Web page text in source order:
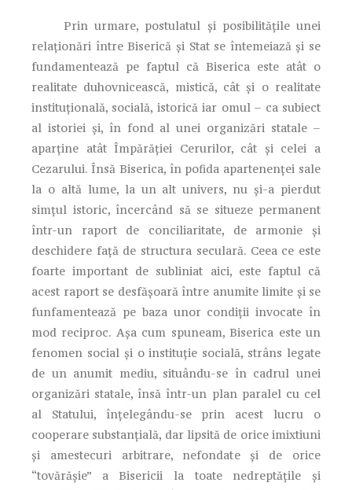
Prin urmare, postulatul şi posibilităţile unei
relaţionări între Biserică şi Stat se întemeiază şi se
fundamentează pe faptul că Biserica este atât o
realitate duhovnicească, mistică, cât şi o realitate
instituţională, socială, istorică iar omul – ca subiect
al istoriei şi, în fond al unei organizări statale –
aparţine atât Împărăţiei Cerurilor, cât şi celei a
Cezarului. Însă Biserica, în pofida apartenenţei sale
la o altă lume, la un alt univers, nu şi-a pierdut
simţul istoric, încercând să se situeze permanent
într-un raport de conciliaritate, de armonie şi
deschidere faţă de structura seculară. Ceea ce este
foarte important de subliniat aici, este faptul că
acest raport se desfăşoară între anumite limite şi se
funfamentează pe baza unor condiţii invocate în
mod reciproc. Aşa cum spuneam, Biserica este un
fenomen social şi o instituţie socială, strâns legate
de un anumit mediu, situându-se în cadrul unei
organizări statale, însă într-un plan paralel cu cel
al Statului, înţelegându-se prin acest lucru o
cooperare substanţială, dar lipsită de orice imixtiuni
şi amestecuri arbitrare, nefondate şi de orice
“tovărăşie” a Bisericii la toate nedreptăţile şi